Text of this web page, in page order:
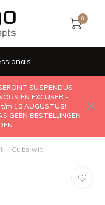
0
SUSPENDUS
EN EXCUSER -
t/m 10 AUGUSTUS!
GEEN BESTELLINGEN
- Cubo wit